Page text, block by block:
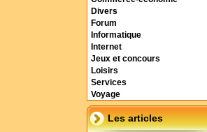
Divers
Forum
Informatique
Internet
Jeux et concours
Loisirs
Services
Voyage
Les articles